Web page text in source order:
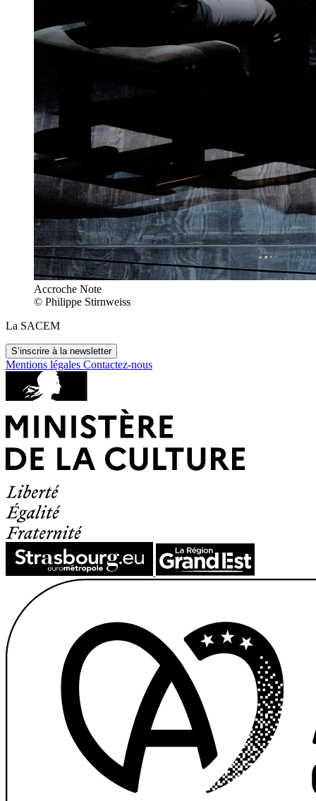
Accroche Note
© Philippe Stirnweiss
La SACEM
S’inscrire à la newsletter
Mentions légales Contactez-nous